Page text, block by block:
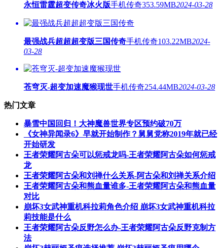
永恒雷霆超变传奇冰火版手机传奇353.59MB2024-03-28
最强战兵超超超变版三国传奇手机传奇103.22MB2024-
03-28
苍穹灭-超变加速魔猴现世手机传奇254.44MB2024-03-28
热门文章
暴雪中国回归！大神魔兽世界专区预约破70万
《女神异闻录6》早就开始制作？舅舅党称2019年就已经
开始研发
王者荣耀阿古朵可以惩戒龙吗-王者荣耀阿古朵如何惩戒
龙
王者荣耀阿古朵和刘禅什么关系-阿古朵和刘禅关系介绍
王者荣耀阿古朵和熊血量谁多-王者荣耀阿古朵和熊血量
对比
崩坏3女武神重机科拉莉角色介绍 崩坏3女武神重机科拉
莉技能是什么
王者荣耀阿古朵反野怎么办-王者荣耀阿古朵反野克制方
法